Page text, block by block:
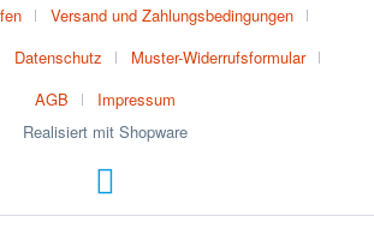
Versand und Zahlungsbedingungen
Datenschutz
Muster-Widerrufsformular
AGB
Impressum
Realisiert mit Shopware